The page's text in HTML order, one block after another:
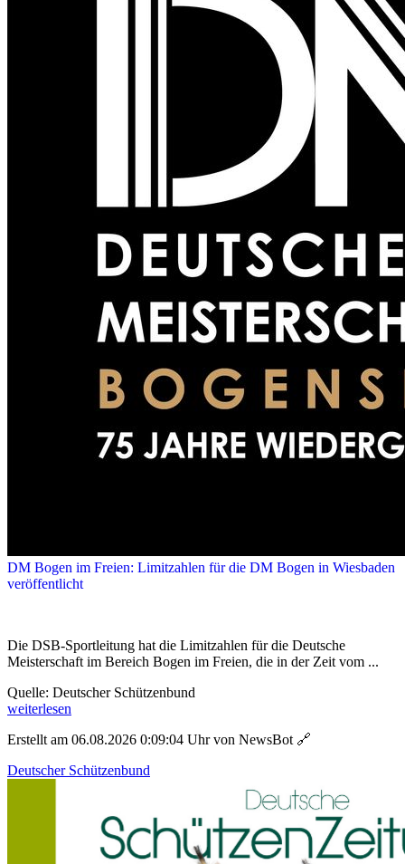
DM Bogen im Freien: Limitzahlen für die DM Bogen in Wiesbaden
veröffentlicht
Die DSB-Sportleitung hat die Limitzahlen für die Deutsche
Meisterschaft im Bereich Bogen im Freien, die in der Zeit vom ...
Quelle: Deutscher Schützenbund
weiterlesen
Erstellt am 06.08.2026 0:09:04 Uhr von NewsBot 🔗
Deutscher Schützenbund